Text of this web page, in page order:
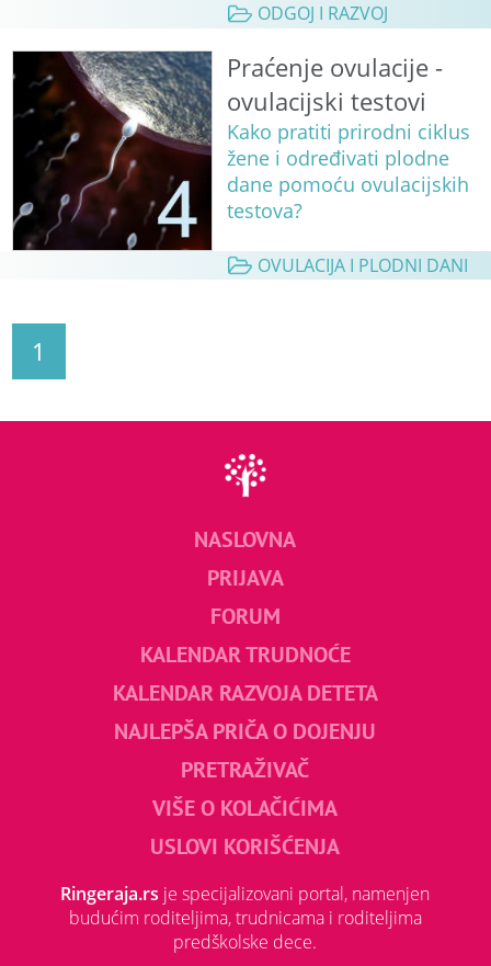
ODGOJ I RAZVOJ
Praćenje ovulacije -
ovulacijski testovi
Kako pratiti prirodni ciklus
žene i određivati plodne
dane pomoću ovulacijskih
testova?
OVULACIJA I PLODNI DANI
1
NASLOVNA
PRIJAVA
FORUM
KALENDAR TRUDNOĆE
KALENDAR RAZVOJA DETETA
NAJLEPŠA PRIČA O DOJENJU
PRETRAŽIVAČ
VIŠE O KOLAČIĆIMA
USLOVI KORIŠĆENJA
Ringeraja.rs je specijalizovani portal, namenjen
budućim roditeljima, trudnicama i roditeljima
predškolske dece.